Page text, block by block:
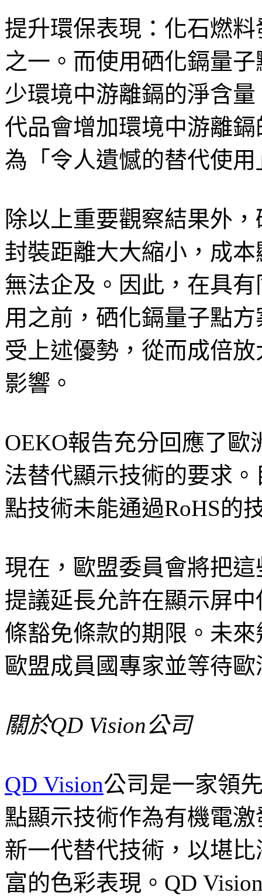
提升環保表現：化石燃
之一。而使用硒化鎘量
少環境中游離鎘的淨含
代品會增加環境中游離鎘
為「令人遺憾的替代使用
除以上重要觀察結果外
封裝距離大大縮小，成
無法企及。因此，在具
用之前，硒化鎘量子點
受上述優勢，從而成倍
影響。
OEKO報告充分回應了
法替代顯示技術的要求
點技術未能通過RoHS的
現在，歐盟委員會將把
提議延長允許在顯示屏
條豁免條款的期限。未
歐盟成員國專家並等待
關於QD Vision公司
QD Vision公司是一家領
點顯示技術作為有機電
新一代替代技術，以堪
富的色彩表現。QD